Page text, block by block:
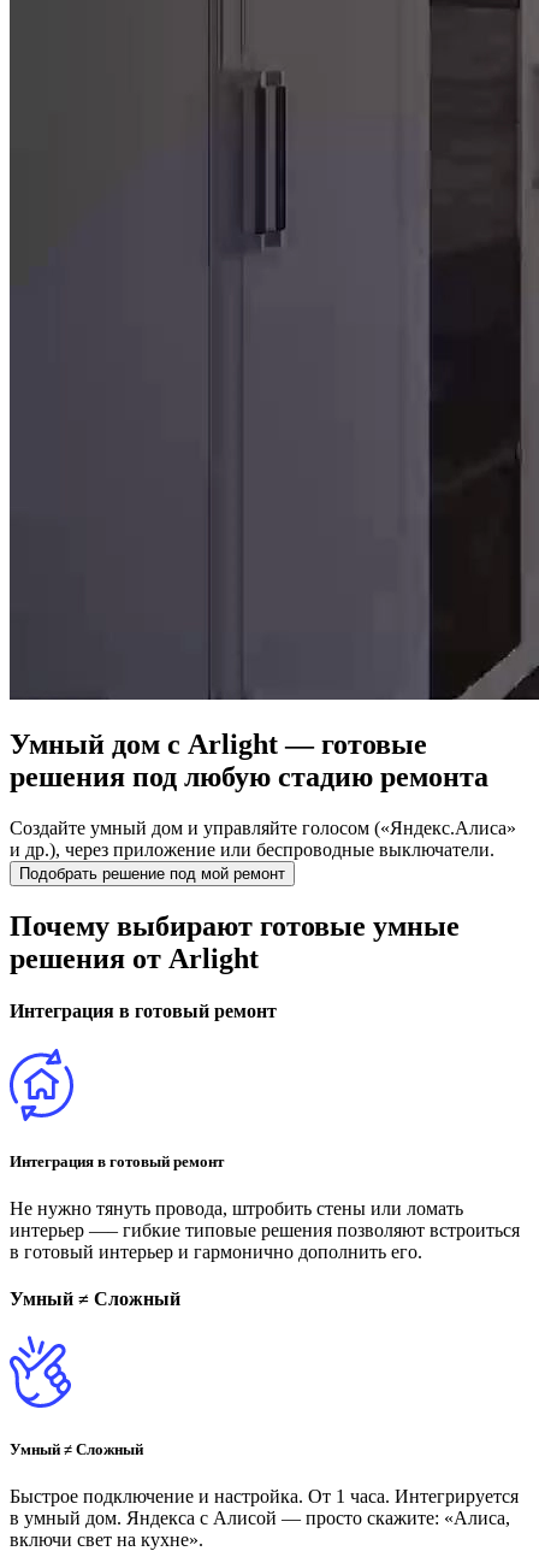
Умный дом с Arlight —готовые
решения под любую стадию ремонта
Создайте умный дом и управляйте голосом («Яндекс.Алиса»
и др.), через приложение или беспроводные выключатели.
Подобрать решение под мой ремонт
Почему выбирают готовые умные
решения от Arlight
Интеграция в готовый ремонт
Интеграция в готовый ремонт
Не нужно тянуть провода, штробить стены или ломать
интерьер —– гибкие типовые решения позволяют встроиться
в готовый интерьер и гармонично дополнить его.
Умный ≠ Сложный
Умный ≠ Сложный
Быстрое подключение и настройка. От 1 часа. Интегрируется
в умный дом. Яндекса с Алисой — просто скажите: «Алиса,
включи свет на кухне».